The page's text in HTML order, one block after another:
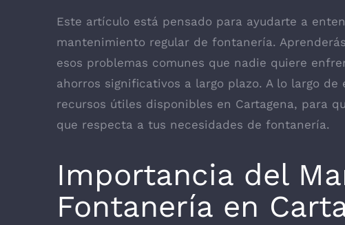
Este artículo está pensado para ayudarte a
mantenimiento regular de fontanería.
esos problemas comunes que nadie quiere
ahorros significativos a largo plazo. A lo largo
recursos útiles disponibles en Cartagena, para
que respecta a tus necesidades de fontanería.
Importancia del
Fontanería en